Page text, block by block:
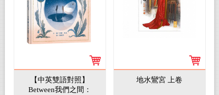
【中英雙語對照】
Between我們之間：
地水鸞宮 上卷